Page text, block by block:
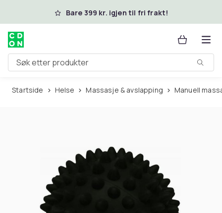
Hopp til hovedinnholdBare 399 kr. igjen til fri frakt!
Søk etter produkter
Startside Helse Massasje & avslapping Manuell